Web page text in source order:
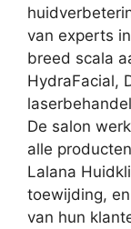
van experts
breed scala
HydraFacial,
De salon
alle
Lalana
toewijding,
van hun